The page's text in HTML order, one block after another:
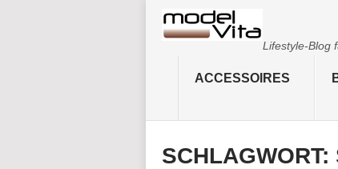
Lifestyle-Blog
ACCESSOIRES
SCHLAGWORT: